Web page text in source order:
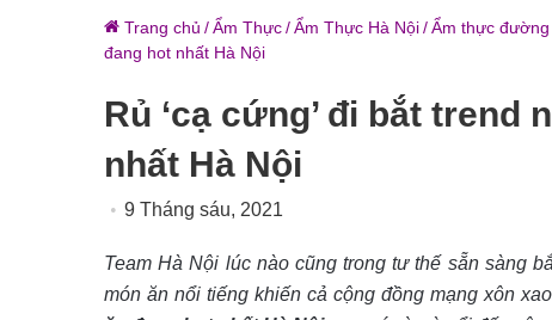
Trang chủ /Ẩm Thực/Ẩm Thực Hà Nội/Ẩm thực
đang hot nhất Hà Nội
Rủ ‘cạ cứng’ đi bắt trend
nhất Hà Nội
9 Tháng sáu, 2021
Team Hà Nội lúc nào cũng trong tư thế sẵn sàng
món ăn nổi tiếng khiến cả cộng đồng mạng xôn